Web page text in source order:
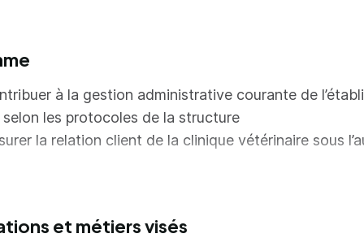
le titulaire du titre d'Auxiliaire spécialisé
polyvalence de compétences liées à l'animation de
à l'assistanat aux soins des docteurs
polyvalence se traduit également par l'acquisition
telles que le développement de la relation
à la gestion administrative courante de
les protocoles de la structure
la relation client de la clinique vétérinaire sous
à l’hygiène et la sécurité d’une structure vétérinaire
et métiers visés